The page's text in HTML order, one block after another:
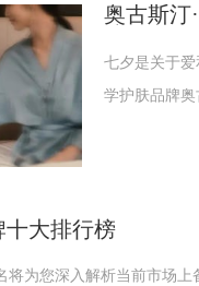
奥古斯汀
七夕是关于
学护肤品牌奥
十大排行榜
将为您深入解析当前市场